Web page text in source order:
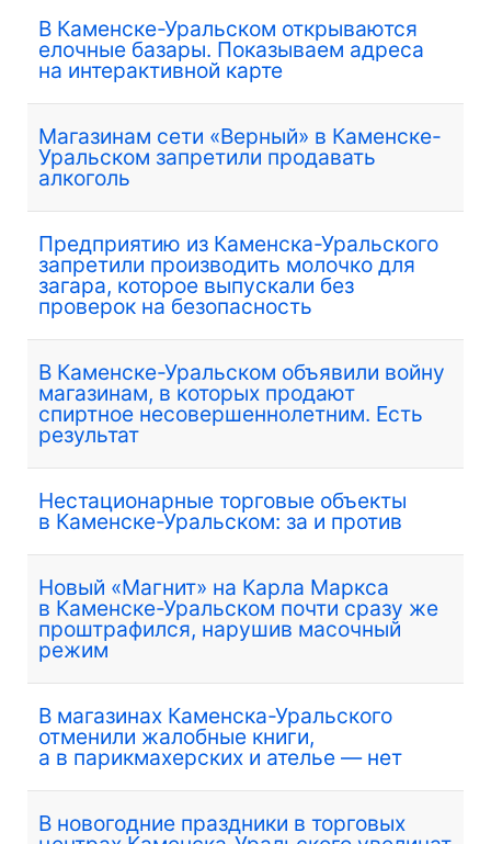
В Каменске-Уральском открываются
елочные базары. Показываем адреса
на интерактивной карте
Магазинам сети «Верный» в Каменске-
Уральском запретили продавать
алкоголь
Предприятию из Каменска-Уральского
запретили производить молочко для
загара, которое выпускали без
проверок на безопасность
В Каменске-Уральском объявили войну
магазинам, в которых продают
спиртное несовершеннолетним. Есть
результат
Нестационарные торговые объекты
в Каменске-Уральском: за и против
Новый «Магнит» на Карла Маркса
в Каменске-Уральском почти сразу же
проштрафился, нарушив масочный
режим
В магазинах Каменска-Уральского
отменили жалобные книги,
а в парикмахерских и ателье — нет
В новогодние праздники в торговых